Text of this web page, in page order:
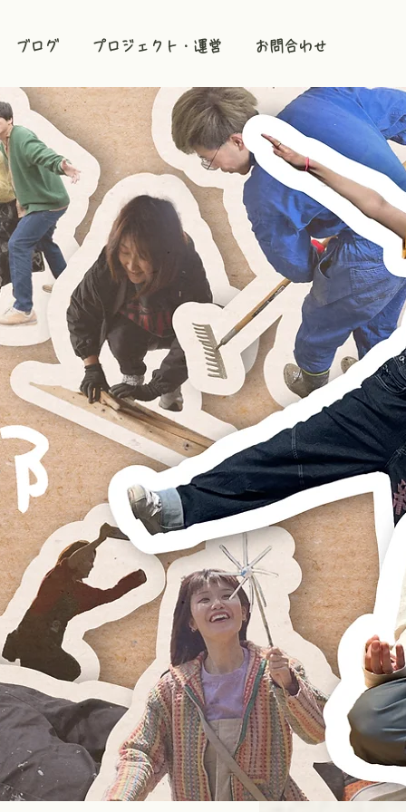
ブログ プロジェクト・運営 お問合わせ